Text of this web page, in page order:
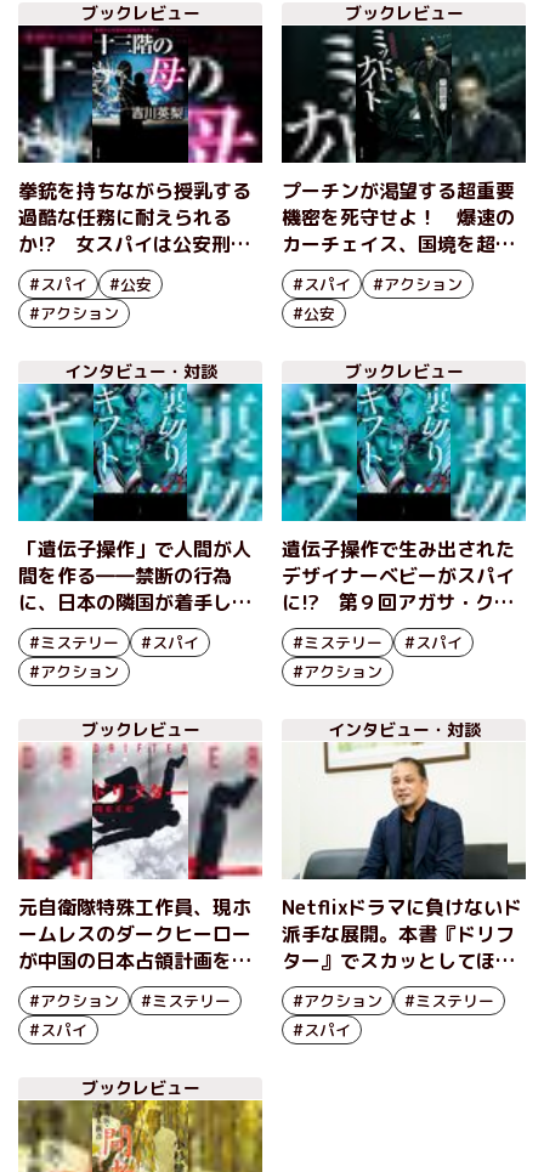
ター２ 対消滅』著者・梶
永正史インタビュー（後
編）
フター２ 対消滅』著者・
梶永正史インタビュー（前
ブックレビュー
拳銃を持ちながら授乳する
過酷な任務に耐えられる
か!? 女スパイは公安刑事
と母親の顔を使い分け、爆
弾テロの連鎖を防ぐ！『十
三階の母』吉川英梨
#スパイ
#公安
#アクション
ブックレビュー
プーチンが渇望する超重要
機密を死守せよ！ 爆速の
カーチェイス、国境を超え
た友情……。活劇小説の魅
力てんこ盛りのアクション
と疾走感 『ミッドナイ
#スパイ
#アクション
#公安
インタビュー・対談
「遺伝子操作」で人間が人
間を作る――禁断の行為
に、日本の隣国が着手して
いた――実際のニュースに
着想を得た、アガサ・クリ
スティー賞作家の最新作
インタビュー
#ミステリー
#スパイ
#アクション
ブックレビュー
遺伝子操作で生み出された
デザイナーベビーがスパイ
に!? 第９回アガサ・クリ
スティー賞作家の最新作
は、国際諜報＆ハードアク
ション大作！『裏切りのギ
#ミステリー
#スパイ
#アクション
ブックレビュー
元自衛隊特殊工作員、現ホ
ームレスのダークヒーロー
が中国の日本占領計画を阻
止する！Netflixドラマに負
けないド迫力のアクション
大作！『ドリフター』梶永
#アクション
#ミステリー
#スパイ
インタビュー・対談
Netflixドラマに負けないド
派手な展開。本書『ドリフ
ター』でスカッとしてほし
い。 【著者・梶永正史イ
ンタビュー】
#アクション
#ミステリー
#スパイ
ブックレビュー